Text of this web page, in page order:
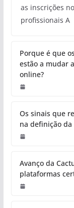
as inscrições
profissionais A
Porque é que
estão a mudar
online?
Os sinais que
na definição da
Avanço da
plataformas